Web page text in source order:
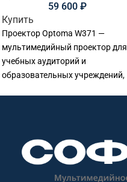
59 600 ₽
Купить
Проектор Optoma W371 —
мультимедийный проектор для
учебных аудиторий и
образовательных учреждений,
технология: DLP.